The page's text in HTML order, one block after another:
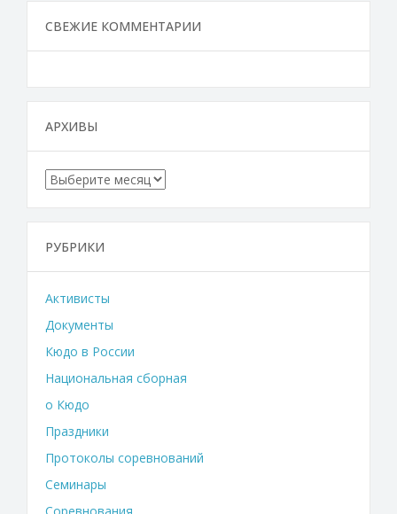
СВЕЖИЕ КОММЕНТАРИИ
АРХИВЫ
Архивы
РУБРИКИ
Активисты
Документы
Кюдо в России
Национальная сборная
о Кюдо
Праздники
Протоколы соревнований
Семинары
Соревнования